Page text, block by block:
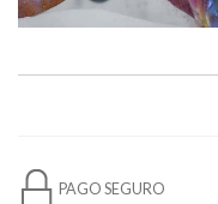
PAGO SEGURO